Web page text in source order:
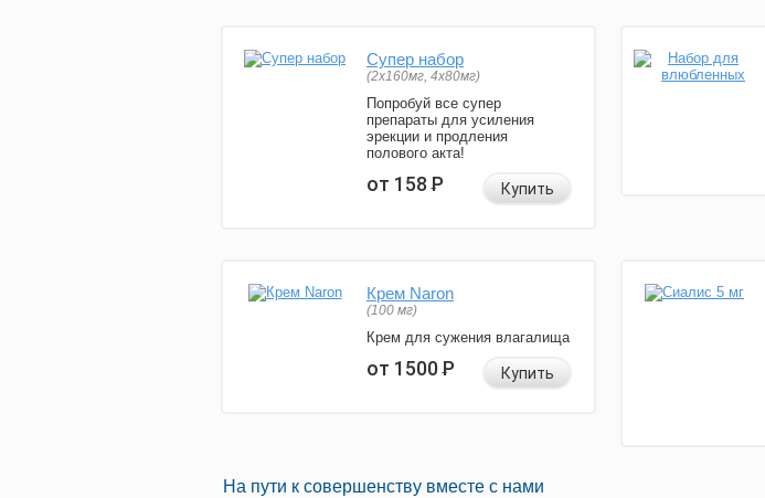
Супер набор
(2х160мг, 4х80мг)
Попробуй все супер
препараты для усиления
эрекции и продления
полового акта!
от 158Р Купить
Крем Naron
(100 мг)
Крем для сужения влагалища
от 1500Р Купить
На пути к совершенству вместе с нами